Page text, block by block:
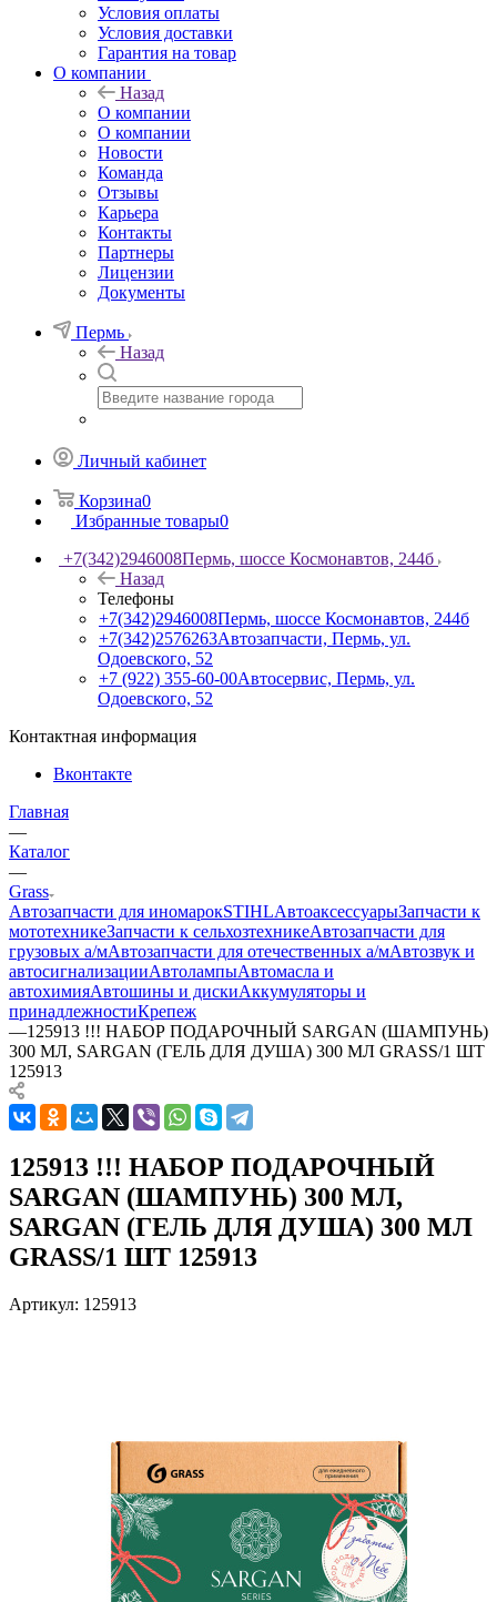
Условия оплаты
Условия доставки
Гарантия на товар
О компании
Назад
О компании
О компании
Новости
Команда
Отзывы
Карьера
Контакты
Партнеры
Лицензии
Документы
Пермь
Назад
Личный кабинет
Корзина0
Избранные товары0
+7(342)2946008Пермь, шоссе Космонавтов, 244б
Назад
Телефоны
+7(342)2946008Пермь, шоссе Космонавтов, 244б
+7(342)2576263Автозапчасти, Пермь, ул.
Одоевского, 52
+7 (922) 355-60-00Автосервис, Пермь, ул.
Одоевского, 52
Контактная информация
Вконтакте
Главная
—
Каталог
—
Grass
Автозапчасти для иномарокSTIHLАвтоаксессуарыЗапчасти к
мототехникеЗапчасти к сельхозтехникеАвтозапчасти для
грузовых а/мАвтозапчасти для отечественных а/мАвтозвук и
автосигнализацииАвтолампыАвтомасла и
автохимияАвтошины и дискиАккумуляторы и
принадлежностиКрепеж
—125913 !!! НАБОР ПОДАРОЧНЫЙ SARGAN (ШАМПУНЬ)
300 МЛ, SARGAN (ГЕЛЬ ДЛЯ ДУША) 300 МЛ GRASS/1 ШТ
125913
125913 !!! НАБОР ПОДАРОЧНЫЙ
SARGAN (ШАМПУНЬ) 300 МЛ,
SARGAN (ГЕЛЬ ДЛЯ ДУША) 300 МЛ
GRASS/1 ШТ 125913
Артикул: 125913